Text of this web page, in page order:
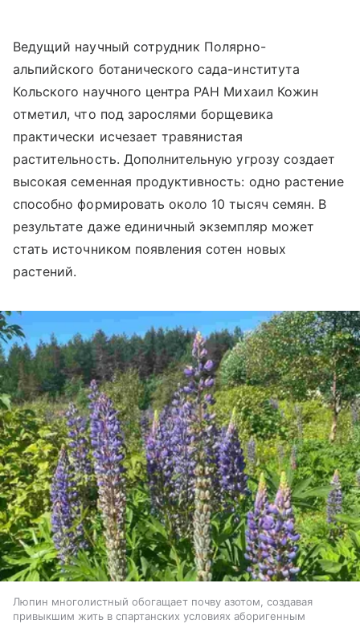
Ведущий научный сотрудник Полярно-
альпийского ботанического сада-института
Кольского научного центра РАН Михаил Кожин
отметил, что под зарослями борщевика
практически исчезает травянистая
растительность. Дополнительную угрозу создает
высокая семенная продуктивность: одно растение
способно формировать около 10 тысяч семян. В
результате даже единичный экземпляр может
стать источником появления сотен новых
растений.
Люпин многолистный обогащает почву азотом, создавая
привыкшим жить в спартанских условиях аборигенным